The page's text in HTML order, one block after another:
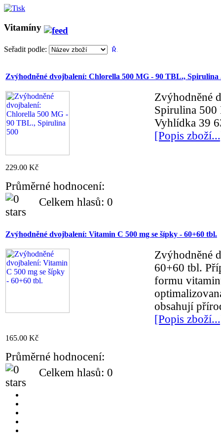
Vitamíny
Seřadit podle:
Zvýhodněné dvojbalení: Chlorella 500 MG - 90 TBL., Spirulina
Zvýhodněné
Spirulina
Vyhlídka 39
[Popis
229.00 Kč
Průměrné hodnocení:
Celkem hlasů: 0
Zvýhodněné dvojbalení: Vitamin C 500 mg se šípky - 60+60 tbl.
Zvýhodněné
60+60 tbl.
formu
obsahují
[Popis
165.00 Kč
Průměrné hodnocení:
Celkem hlasů: 0